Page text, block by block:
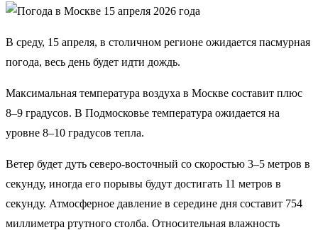
В среду, 15 апреля, в столичном регионе ожидается пасмурная
погода, весь день будет идти дождь.
Максимальная температура воздуха в Москве составит плюс
8–9 градусов. В Подмосковье температура ожидается на
уровне 8–10 градусов тепла.
Ветер будет дуть северо-восточный со скоростью 3–5 метров в
секунду, иногда его порывы будут достигать 11 метров в
секунду. Атмосферное давление в середине дня составит 754
миллиметра ртутного столба. Относительная влажность